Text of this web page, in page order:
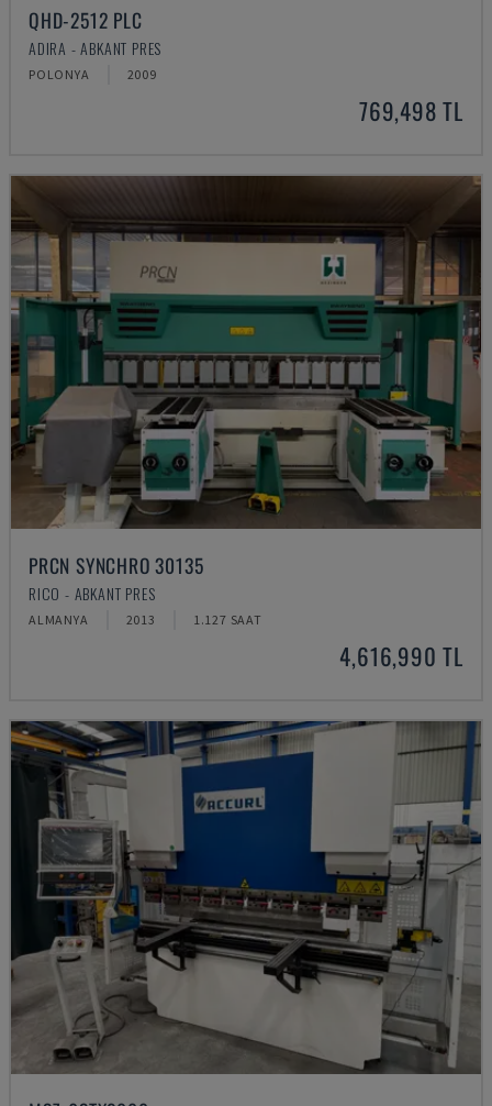
QHD-2512 PLC
ADIRA - ABKANT PRES
POLONYA 2009
769,498 TL
PRCN SYNCHRO 30135
RICO - ABKANT PRES
ALMANYA 2013 1.127 SAAT
4,616,990 TL